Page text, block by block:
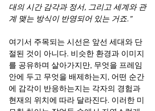
대의 시간 감각과 정서, 그리고 세계와 관
계 맺는 방식이 반영되어 있는 거죠.”
여기서 주목되는 시선은 앞선 세대와 단
절된 것이 아니다. 비슷한 환경과 이미지
를 공유하며 살아가지만, 무엇을 프레임
안에 두고 무엇을 배제하는지, 어떤 순간
에 감각이 반응하는지는 각자의 경험과
현재의 위치에 따라 달라진다. 이러한 미